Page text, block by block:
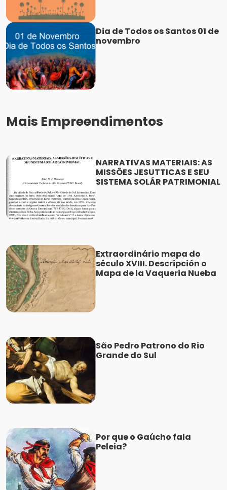
Dia de Todos os Santos 01 de
novembro
Mais Empreendimentos
NARRATIVAS MATERIAIS: AS
MISSÕES JESUTTICAS E SEU
SISTEMA SOLÁR PATRIMONIAL
Extraordinário mapa do
século XVIII. Descripción o
Mapa de la Vaqueria Nueba
São Pedro Patrono do Rio
Grande do Sul
Por que o Gaúcho fala
Peleia?